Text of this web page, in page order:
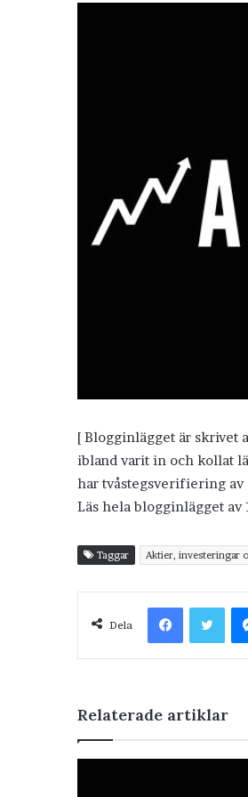
[ Blogginlägget är skrivet
ibland varit in och kollat
har tvåstegsverifiering av
Läs hela blogginlägget
Taggar Aktier, investeringar
Dela
Facebook
Relaterade artiklar